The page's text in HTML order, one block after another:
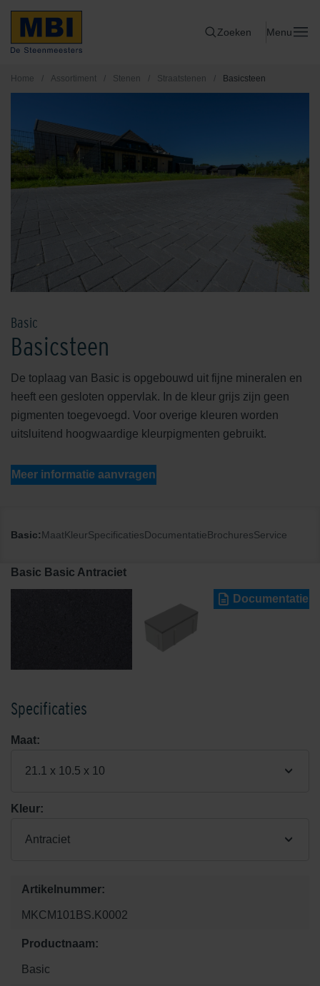
Zoeken Menu
Home / Assortiment / Stenen / Straatstenen / Basicsteen
Basic
Basicsteen
De toplaag van Basic is opgebouwd uit fijne mineralen en
heeft een gesloten oppervlak. In de kleur grijs zijn geen
pigmenten toegevoegd. Voor overige kleuren worden
uitsluitend hoogwaardige kleurpigmenten gebruikt.
Meer informatie aanvragen
Basic:MaatKleurSpecificatiesDocumentatieBrochuresService
Basic Basic Antraciet
Documentatie
Specificaties
Maat:
21.1 x 10.5 x 10
Kleur:
Antraciet
Artikelnummer:
MKCM101BS.K0002
Productnaam:
Basic